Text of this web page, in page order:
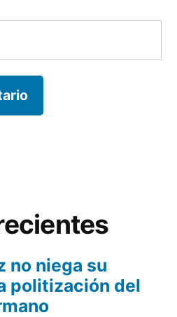
no niega su
politización del